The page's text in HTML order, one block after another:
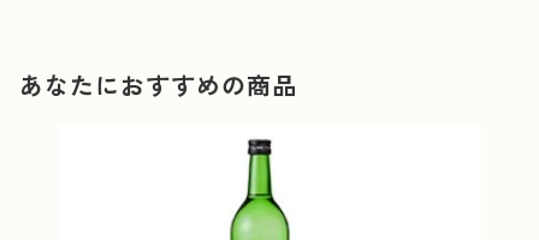
あなたにおすすめの商品